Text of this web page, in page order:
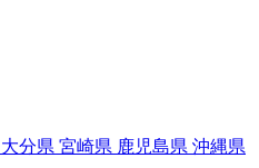
大分県 宮崎県 鹿児島県 沖縄県